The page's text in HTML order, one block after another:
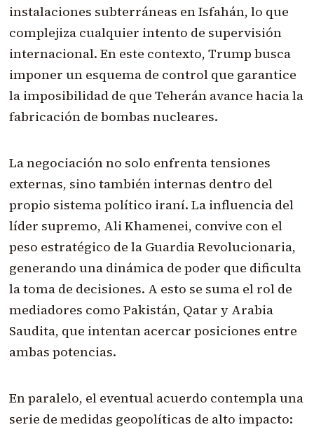
instalaciones subterráneas en Isfahán, lo que
complejiza cualquier intento de supervisión
internacional. En este contexto, Trump busca
imponer un esquema de control que garantice
la imposibilidad de que Teherán avance hacia la
fabricación de bombas nucleares.
La negociación no solo enfrenta tensiones
externas, sino también internas dentro del
propio sistema político iraní. La influencia del
líder supremo, Ali Khamenei, convive con el
peso estratégico de la Guardia Revolucionaria,
generando una dinámica de poder que dificulta
la toma de decisiones. A esto se suma el rol de
mediadores como Pakistán, Qatar y Arabia
Saudita, que intentan acercar posiciones entre
ambas potencias.
En paralelo, el eventual acuerdo contempla una
serie de medidas geopolíticas de alto impacto: